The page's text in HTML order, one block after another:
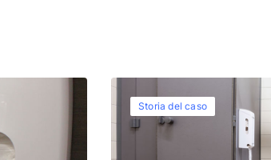
Storia del caso